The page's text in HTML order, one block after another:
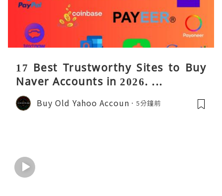
17 Best Trustworthy Sites to Buy
Naver Accounts in 2026. ...
Buy Old Yahoo Accoun 5分鐘前